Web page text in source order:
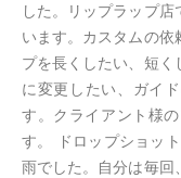
した。リップラップ
います。カスタムの依
プを長くしたい、短
に変更したい、ガイ
す。クライアント様
す。 ドロップショッ
雨でした。自分は毎回